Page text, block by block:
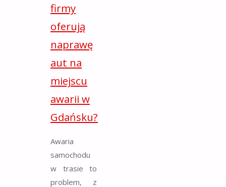
firmy
oferują
naprawę
aut na
miejscu
awarii w
Gdańsku?
Awaria
samochodu
w trasie to
problem, z